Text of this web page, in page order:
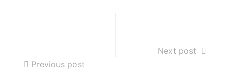
Previous post
Next post